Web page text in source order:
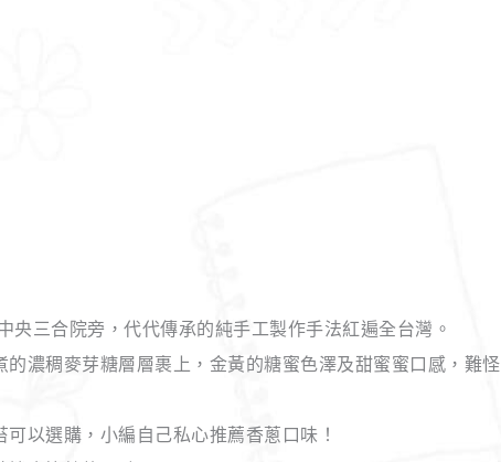
央三合院旁，代代傳承的純手工製作手法紅遍全台灣。
濃稠麥芽糖層層裹上，金黃的糖蜜色澤及甜蜜蜜口感，難怪
以選購，小編自己私心推薦香蔥口味！